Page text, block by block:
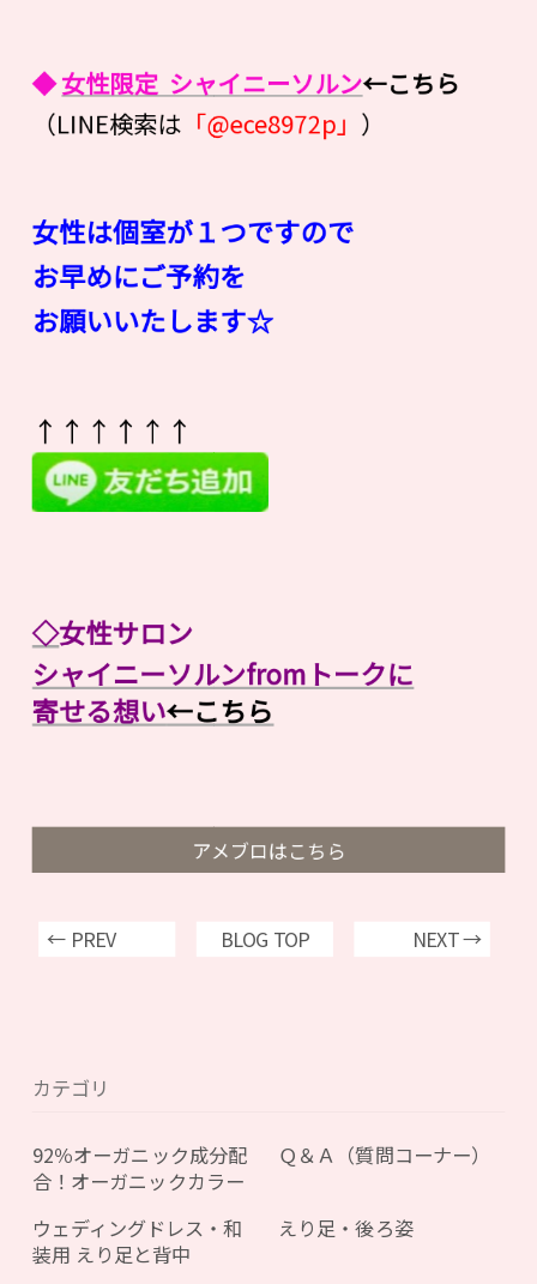
◆女性限定 シャイニーソルン←こちら
（LINE検索は 「@ece8972p」 ）
女性は個室が１つですので
お早めにご予約を
お願いいたします☆
↑↑↑↑↑↑
◇女性サロン
シャイニーソルンfromトークに
寄せる想い←こちら
アメブロはこちら
← PREV BLOG TOP NEXT →
カテゴリ
92％オーガニック成分配
合！オーガニックカラー
Ｑ＆Ａ（質問コーナー）
ウェディングドレス・和
装用 えり足と背中
えり足・後ろ姿